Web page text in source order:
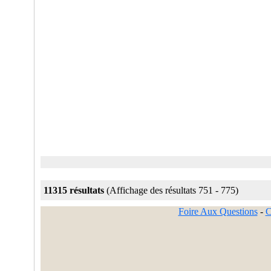
11315 résultats (Affichage des résultats 751 - 775)
Foire Aux Questions-